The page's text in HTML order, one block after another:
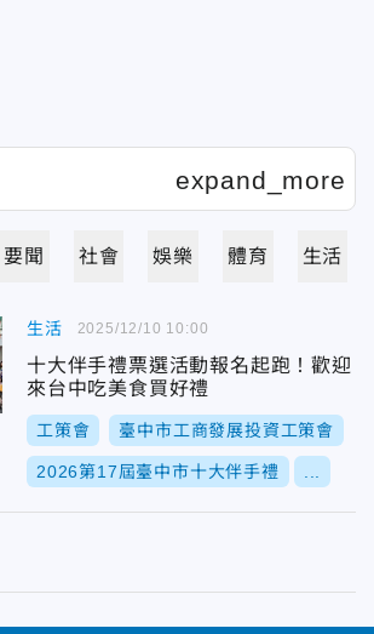
要聞 社會 娛樂 體育 生活
生活
十大伴手禮票選活動報名起跑！歡迎
來台中吃美食買好禮
工策會 臺中市工商發展投資工策會
2026第17屆臺中市十大伴手禮
2025/12/10 10:00